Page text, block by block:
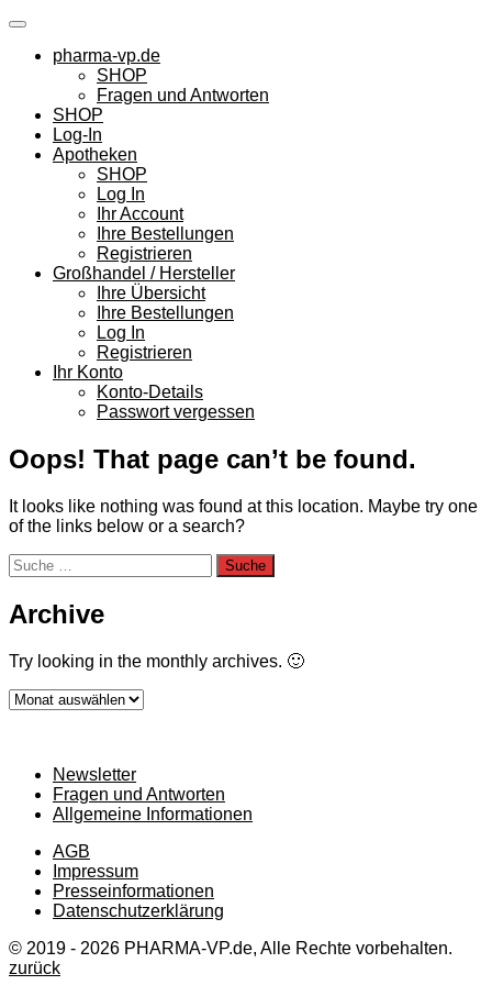
Skip
contentpharma-vp.de
SHOP
Fragen und Antworten
SHOP
Log-In
Apotheken
SHOP
Log In
Ihr Account
Ihre Bestellungen
Registrieren
Großhandel / Hersteller
Ihre Übersicht
Ihre Bestellungen
Log In
Registrieren
Ihr Konto
Konto-Details
Passwort vergessen
Oops! That page can’t be found.
It looks like nothing was found at this location. Maybe try one
of the links below or a search?
Suche
nach:
Archive
Try looking in the monthly archives. 🙂
Archive
Newsletter
Fragen und Antworten
Allgemeine Informationen
AGB
Impressum
Presseinformationen
Datenschutzerklärung
© 2019 - 2026 PHARMA-VP.de, Alle Rechte vorbehalten.
zurück